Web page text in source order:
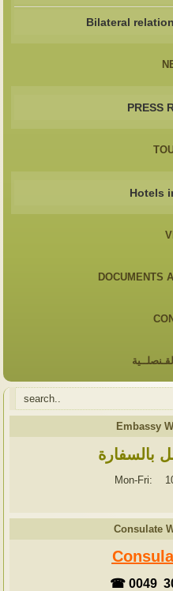
Bilateral
PRESS
Hotels
DOCUMENTS
Embassy
بالسفارة
Mon-Fri:
Consulate
☎ 0049